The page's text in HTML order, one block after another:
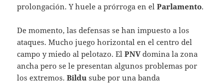
prolongación. Y huele a prórroga en elParlamento.
De momento, las defensas se han impuesto a los
ataques. Mucho juego horizontal en el centro del
campo y miedo al pelotazo. ElPNVdomina la zona
ancha pero se le presentan algunos problemas por
los extremos.Bildu sube por una banda